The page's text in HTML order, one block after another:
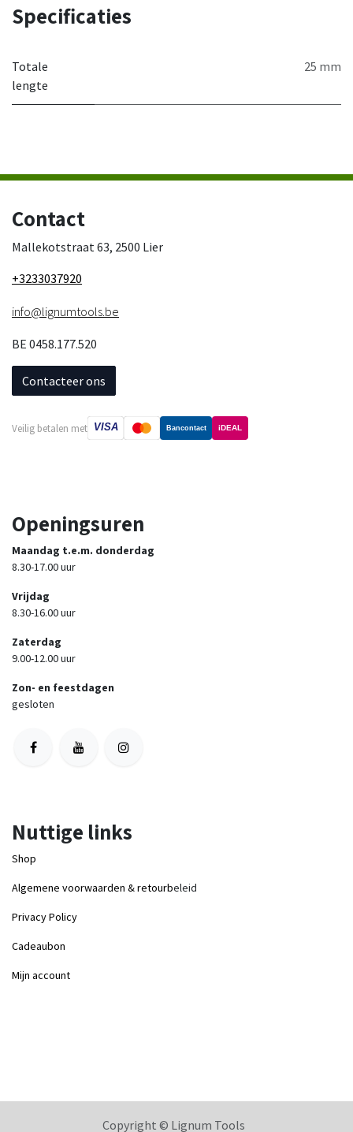
Specificaties
Totale
lengte
25 mm
Contact
Mallekotstraat 63, 2500 Lier
+3233037920
info@lignumtools.be
BE 0458.177.520
Contacteer ons
Veilig betalen met VISA Bancontact iDEAL
Openingsuren
Maandag t.e.m. donderdag
8.30-17.00 uur
Vrijdag
8.30-16.00 uur
Zaterdag
9.00-12.00 uur
Zon- en feestdagen
gesloten
Nuttige links
Shop
Algemene voorwaarden & retourbeleid
Privacy Policy
Cadeaubon
Mijn account
Copyright © Lignum Tools